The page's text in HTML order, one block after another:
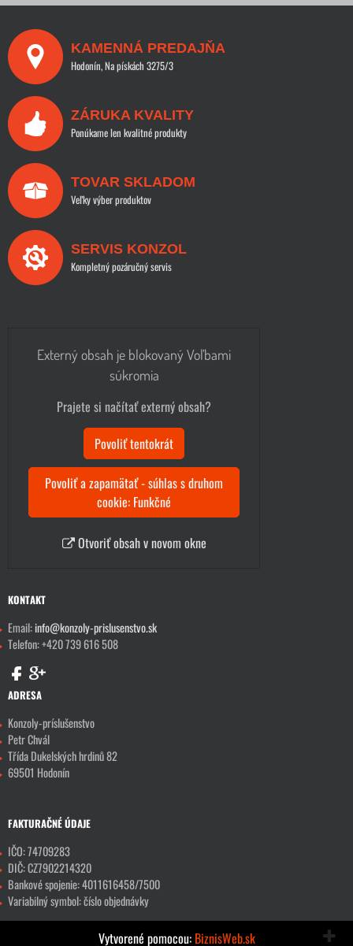
KAMENNÁ PREDAJŇA
Hodonín, Na pískách 3275/3
ZÁRUKA KVALITY
Ponúkame len kvalitné produkty
TOVAR SKLADOM
Veľky výber produktov
SERVIS KONZOL
Kompletný pozáručný servis
Externý obsah je blokovaný Voľbami
súkromia
Prajete si načítať externý obsah?
Povoliť tentokrát
Povoliť a zapamätať - súhlas s druhom
cookie: Funkčné
Otvoriť obsah v novom okne
KONTAKT
Email:info@konzoly-prislusenstvo.sk
Telefon: +420 739 616 508
ADRESA
Konzoly-príslušenstvo
Petr Chvál
Třída Dukelských hrdinů 82
69501 Hodonín
FAKTURAČNÉ ÚDAJE
IČO: 74709283
DIČ: CZ7902214320
Bankové spojenie: 4011616458/7500
Variabilný symbol: číslo objednávky
Vytvorené pomocou: BiznisWeb.sk